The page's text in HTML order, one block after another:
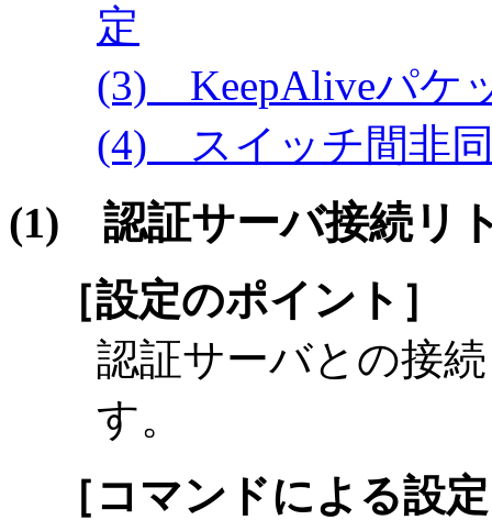
定
(3) KeepAliveパケ
(4) スイッチ間非
(1) 認証サーバ接続リ
［設定のポイント］
認証サーバとの接
す。
［コマンドによる設